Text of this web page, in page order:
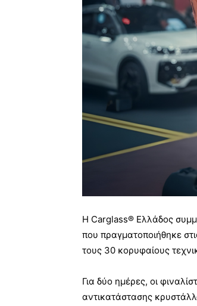
Η Carglass® Ελλάδος
που πραγματοποιήθηκε
τους 30 κορυφαίους
Για δύο ημέρες, οι
αντικατάστασης